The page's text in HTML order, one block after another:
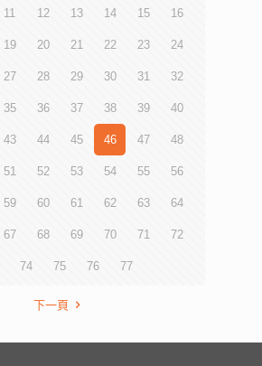
11 12 13 14 15 16
19 20 21 22 23 24
27 28 29 30 31 32
35 36 37 38 39 40
43 44 45 46 47 48
51 52 53 54 55 56
59 60 61 62 63 64
67 68 69 70 71 72
74 75 76 77
下一頁